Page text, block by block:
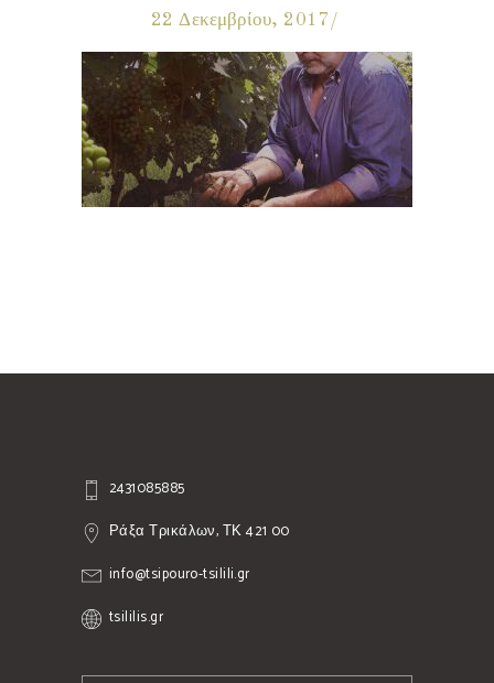
22 Δεκεμβρίου, 2017
2431085885
Ράξα Τρικάλων, ΤΚ 421 00
info@tsipouro-tsilili.gr
tsililis.gr